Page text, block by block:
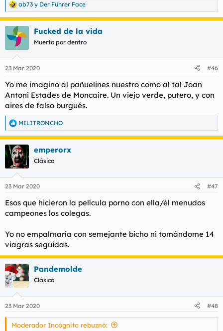
R
e
a
c
e
:
ab73 y Der Führer Face
Fucked de la vida
Muerto por dentro
23 Mar 2020 #46
Yo me imagino al pañuelines nuestro como al tal Joan
Antoni Estades de Moncaire. Un viejo verde, putero, y con
aires de falso burgués.
R
e
a
c
c
i
e
:
MILITRONCHO
emperorx
Clásico
23 Mar 2020 #47
Esos que hicieron la película porno con ella/él menudos
campeones los colegas.
Yo no empalmaría con semejante bicho ni tomándome 14
viagras seguidas.
Pandemolde
Clásico
23 Mar 2020 #48
Moderador Incógnito rebuznó: